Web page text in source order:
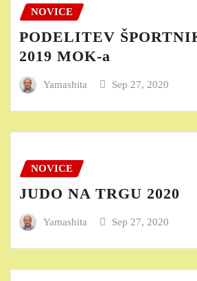
NOVICE
PODELITEV
2019 MOK-a
Yamashita Sep 27, 2020
NOVICE
JUDO NA TRGU 2020
Yamashita Sep 27, 2020